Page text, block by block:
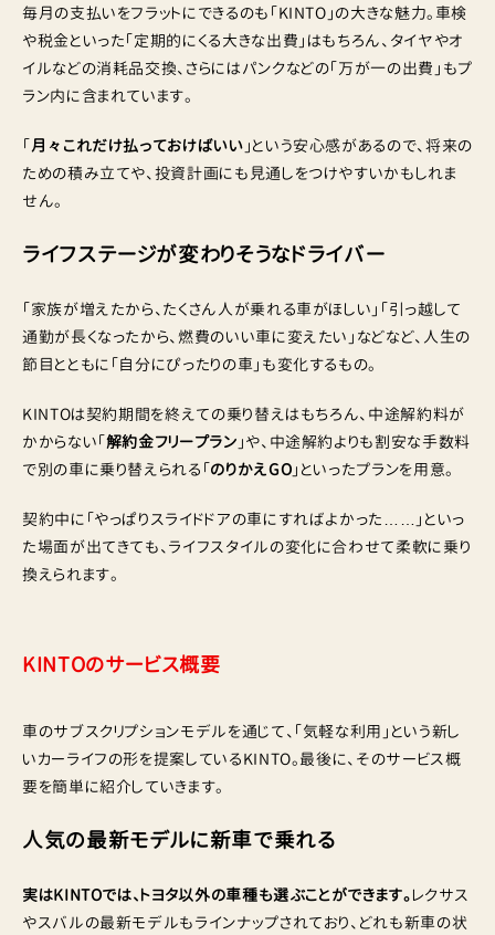
毎月の支払いをフラットにできるのも「KINTO」の大きな魅力。車検
や税金といった「定期的にくる大きな出費」はもちろん、タイヤやオ
イルなどの消耗品交換、さらにはパンクなどの「万が一の出費」もプ
ラン内に含まれています。
「月々これだけ払っておけばいい 」という安心感があるので、将来の
ための積み立てや、投資計画にも見通しをつけやすいかもしれま
せん。
ライフステージが変わりそうなドライバー
「家族が増えたから、たくさん人が乗れる車がほしい」「引っ越して
通勤が長くなったから、燃費のいい車に変えたい」などなど、人生の
節目とともに「自分にぴったりの車」も変化するもの。
KINTOは契約期間を終えての乗り替えはもちろん、中途解約料が
かからない「解約金フリープラン 」や、中途解約よりも割安な手数料
で別の車に乗り替えられる「のりかえGO 」といったプランを用意。
契約中に「やっぱりスライドドアの車にすればよかった……」といっ
た場面が出てきても、ライフスタイルの変化に合わせて柔軟に乗り
換えられます。
KINTOのサービス概要
車のサブスクリプションモデルを通じて、「気軽な利用」という新し
いカーライフの形を提案しているKINTO。最後に、そのサービス概
要を簡単に紹介していきます。
人気の最新モデルに新車で乗れる
実はKINTOでは、トヨタ以外の車種も選ぶことができます。レクサス
やスバルの最新モデルもラインナップされており、どれも新車の状